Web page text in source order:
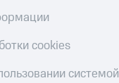
cookies
системой